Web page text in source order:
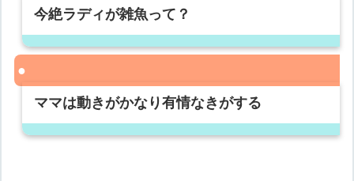
今絶ラディが雑魚って？
ママは動きがかなり有情なきがする